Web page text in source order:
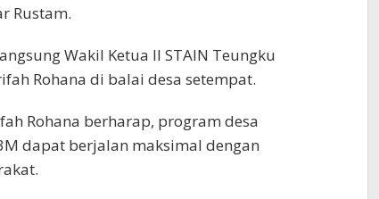
Rustam.
Wakil Ketua II STAIN Teungku
Rohana di balai desa setempat.
Rohana berharap, program desa
dapat berjalan maksimal dengan